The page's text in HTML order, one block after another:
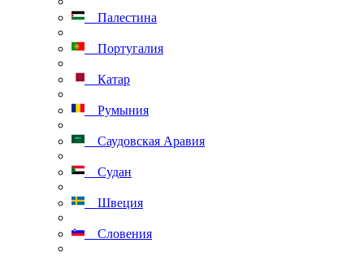
Палестина
Португалия
Катар
Румыния
Саудовская Аравия
Судан
Швеция
Словения